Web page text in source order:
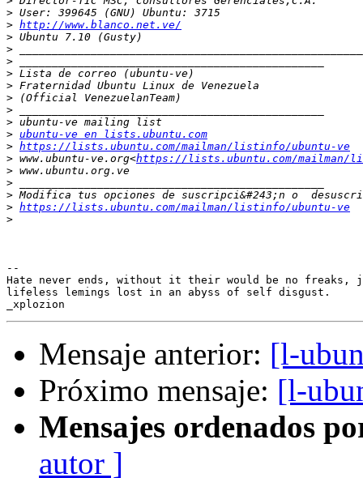
>
> http://www.blanco.net.ve/
>
>
>
>
>
>
>
>
> ubuntu-ve en lists.ubuntu.com
> https://lists.ubuntu.com/mailman/listinfo/ubuntu-ve
> www.ubuntu-ve.org<https://lists.ubuntu.com/mailman/
>
>
>
> https://lists.ubuntu.com/mailman/listinfo/ubuntu-ve
>
--
Hate never ends, without it their would be no freaks,
lifeless lemings lost in an abyss of self disgust.
Mensaje anterior: [l-
Próximo mensaje: [l-
Mensajes ordenados
autor ]